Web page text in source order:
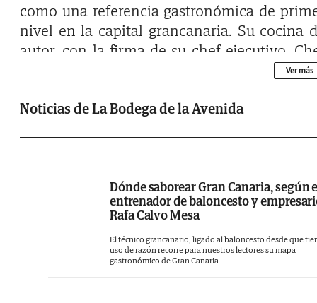
como una referencia gastronómica de
nivel en la capital grancanaria. Su cocina
autor, con la firma de su chef ejecutivo,
Alex Santana fusiona lo tradicional
su trazabilidad son sus señas de identidad.
Ver más
Noticias de La Bodega de la Avenida
Dónde saborear Gran Canaria, según
entrenador de baloncesto y
Rafa Calvo Mesa
El técnico grancanario, ligado al baloncesto desde que
uso de razón recorre para nuestros lectores su mapa
gastronómico de Gran Canaria